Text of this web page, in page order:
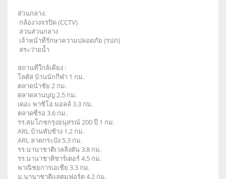
ส่วนกลาง:
กล้องวงจรปิด (CCTV)
สวนส่วนกลาง
เจ้าหน้าที่รักษาความปลอดภัย (รปภ)
สระว่ายน้ำ
สถานที่ใกล้เคียง :
โลตัส บ้านนักกีฬา 1 กม.
ตลาดนำชัย 2 กม.
ตลาดลานบุญ 2.5 กม.
เดอะ พาซิโอ มอลล์ 3.3 กม.
ตลาดซีรอ 3.6 กม.
รร.สมโภชกรุงอนุสรณ์ 200 ปี 1 กม.
ARL บ้านทับช้าง 1.2 กม.
ARL ลาดกระบัง 5.3 กม.
รร.นานาชาติเวลลิงตัน 3.8 กม.
รร.นานาชาติชาร์เตอร์ 4.5 กม.
พาณิชยการเอเชีย 3.3 กม.
ม.นานาชาติแสตมฟอร์ด 4.2 กม.